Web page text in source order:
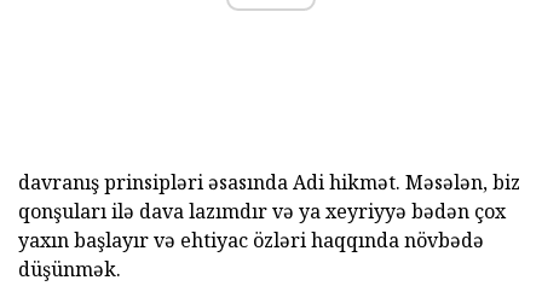
davranış prinsipləri əsasında Adi hikmət. Məsələn, biz
qonşuları ilə dava lazımdır və ya xeyriyyə bədən çox
yaxın başlayır və ehtiyac özləri haqqında növbədə
düşünmək.